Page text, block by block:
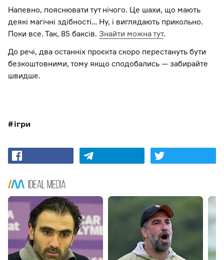
Напевно, пояснювати тут нічого. Це шахи, що мають
деякі магічні здібності… Ну, і виглядають прикольно.
Поки все. Так, 85 баксів. Знайти можна тут.
До речі, два останніх проєкта скоро перестануть бути
безкоштовними, тому якщо сподобались — забирайте
швидше.
ігри